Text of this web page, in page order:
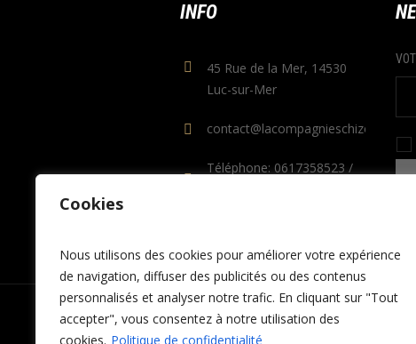
Cookies
Nous utilisons des cookies pour améliorer votre expérience
de navigation, diffuser des publicités ou des contenus
personnalisés et analyser notre trafic. En cliquant sur "Tout
accepter", vous consentez à notre utilisation des
cookies. Politique de confidentialité
INFO
45 Rue de la Mer, 14530
Luc-sur-Mer
contact@lacompagnieschizo.com
Téléphone: 0617358523 /